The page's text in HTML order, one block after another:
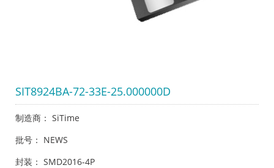
SIT8924BA-72-33E-25.000000D
制造商： SiTime
批号： NEWS
封装： SMD2016-4P